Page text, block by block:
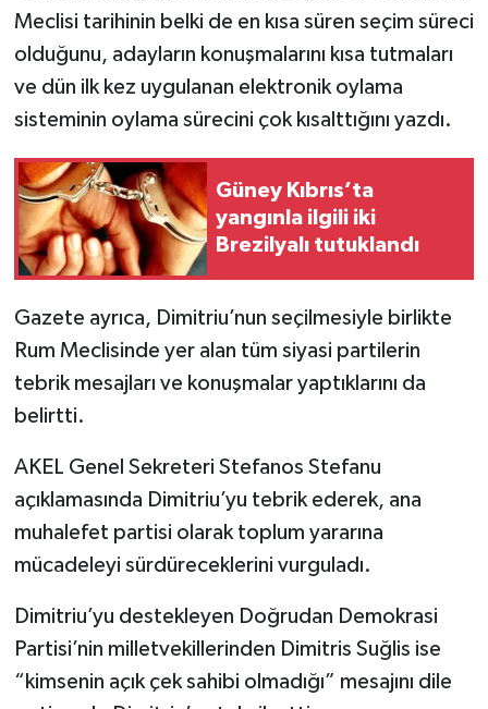
Meclisi tarihinin belki de en kısa süren seçim süreci
olduğunu, adayların konuşmalarını kısa tutmaları
ve dün ilk kez uygulanan elektronik oylama
sisteminin oylama sürecini çok kısalttığını yazdı.
Güney Kıbrıs’ta
yangınla ilgili iki
Brezilyalı tutuklandı
Gazete ayrıca, Dimitriu’nun seçilmesiyle birlikte
Rum Meclisinde yer alan tüm siyasi partilerin
tebrik mesajları ve konuşmalar yaptıklarını da
belirtti.
AKEL Genel Sekreteri Stefanos Stefanu
açıklamasında Dimitriu’yu tebrik ederek, ana
muhalefet partisi olarak toplum yararına
mücadeleyi sürdüreceklerini vurguladı.
Dimitriu’yu destekleyen Doğrudan Demokrasi
Partisi’nin milletvekillerinden Dimitris Suğlis ise
“kimsenin açık çek sahibi olmadığı” mesajını dile